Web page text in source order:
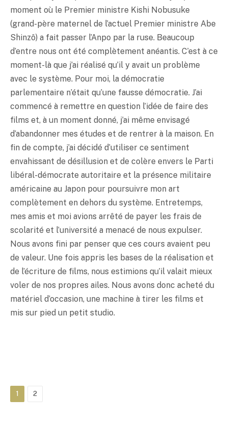
moment où le Premier ministre Kishi Nobusuke
(grand-père maternel de l’actuel Premier ministre Abe
Shinzô) a fait passer l’Anpo par la ruse. Beaucoup
d’entre nous ont été complètement anéantis. C’est à ce
moment-là que j’ai réalisé qu’il y avait un problème
avec le système. Pour moi, la démocratie
parlementaire n’était qu’une fausse démocratie. J’ai
commencé à remettre en question l’idée de faire des
films et, à un moment donné, j’ai même envisagé
d’abandonner mes études et de rentrer à la maison. En
fin de compte, j’ai décidé d’utiliser ce sentiment
envahissant de désillusion et de colère envers le Parti
libéral-démocrate autoritaire et la présence militaire
américaine au Japon pour poursuivre mon art
complètement en dehors du système. Entretemps,
mes amis et moi avions arrêté de payer les frais de
scolarité et l’université a menacé de nous expulser.
Nous avons fini par penser que ces cours avaient peu
de valeur. Une fois appris les bases de la réalisation et
de l’écriture de films, nous estimions qu’il valait mieux
voler de nos propres ailes. Nous avons donc acheté du
matériel d’occasion, une machine à tirer les films et
mis sur pied un petit studio.
1 2